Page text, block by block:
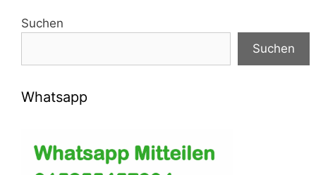
Suchen
Suchen
Whatsapp